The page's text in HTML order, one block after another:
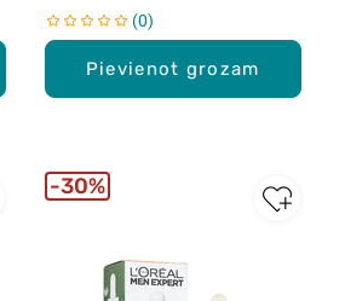
Pievienot grozam
0
30%